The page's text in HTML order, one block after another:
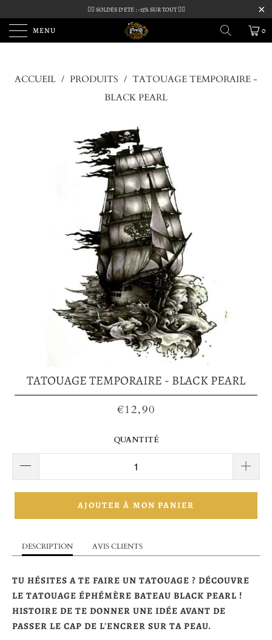
🏴‍☠️ SOLDES D'ETE : -15% SUR TOUT 🏴‍☠️
MENU 0
ACCUEIL / PRODUITS / TATOUAGE TEMPORAIRE -
BLACK PEARL
TATOUAGE TEMPORAIRE - BLACK PEARL
€12,90
QUANTITÉ
AJOUTER À MON PANIER
DESCRIPTION AVIS CLIENTS
TU HÉSITES A TE FAIRE UN TATOUAGE ? DÉCOUVRE
LE TATOUAGE ÉPHÉMÈRE BATEAU BLACK PEARL !
HISTOIRE DE TE DONNER UNE IDÉE AVANT DE
PASSER LE CAP DE L'ENCRER SUR TA PEAU.